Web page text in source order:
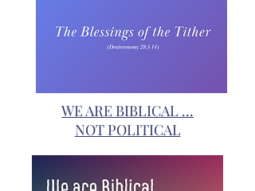
WE ARE BIBLICAL ...
NOT POLITICAL